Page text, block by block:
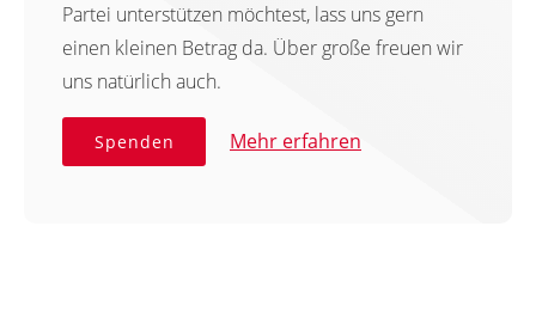
Partei unterstützen möchtest, lass uns gern
einen kleinen Betrag da. Über große freuen wir
uns natürlich auch.
Spenden Mehr erfahren